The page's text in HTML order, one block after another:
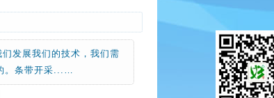
发展我们的技术，我们需
。条带开采...…